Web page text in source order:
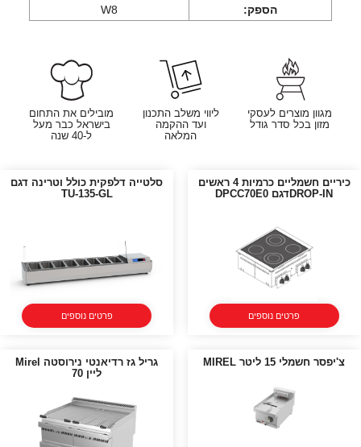
הספק:
W8
מגוון מוצרים לעסקי
מזון בכל סדר גודל
ליווי משלב התכנון
ועד ההקמה
המלאה
מובילים את התחום
בישראל כבר מעל
ל-40 שנה
כיריים חשמליים כרמיות 4 ראשים
DROP-INדגם DPCC70E0
פרטים נוספים
סלטייה דלפקית כולל וטרינה דגם
TU-135-GL
פרטים נוספים
צ'יפסר חשמלי 15 ליטר MIREL
גריל גז רדיאנטי נירוסטה Mirel
ליין 70